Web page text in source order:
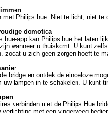
met Philips hue. Niet te licht, niet
domotica
hue-app kan Philips hue het laten
wanneer u thuiskomt. U kunt
zodat u zich geen zorgen hoeft te
bridge en ontdek de eindeloze
lampen in te schakelen. U kunt
verbinden met de Philips Hue
met een vingerveeg